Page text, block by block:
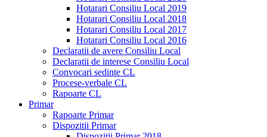
Hotarari Consiliu Local 2019
Hotarari Consiliu Local 2018
Hotarari Consiliu Local 2017
Hotarari Consiliu Local 2016
Declaratii de avere Consiliu Local
Declaratii de interese Consiliu Local
Convocari sedinte CL
Procese-verbale CL
Rapoarte CL
Primar
Rapoarte Primar
Dispozitii Primar